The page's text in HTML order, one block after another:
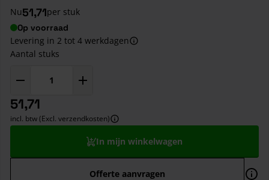
Nu51,71per stuk
Op voorraad
Levering in 2 tot 4 werkdagen
Aantal stuks
51,71
incl. btw (Excl. verzendkosten)
In mijn winkelwagen
Offerte aanvragen